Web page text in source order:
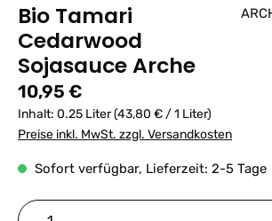
Bio Tamari
Cedarwood
Sojasauce Arche
Regulärer Preis:
10,95 €
Inhalt: 0.25 Liter(43,80 € / 1 Liter)
Preise inkl. MwSt. zzgl. Versandkosten
Sofort verfügbar, Lieferzeit: 2-5 Tage
Produkt Anzahl: Gib den